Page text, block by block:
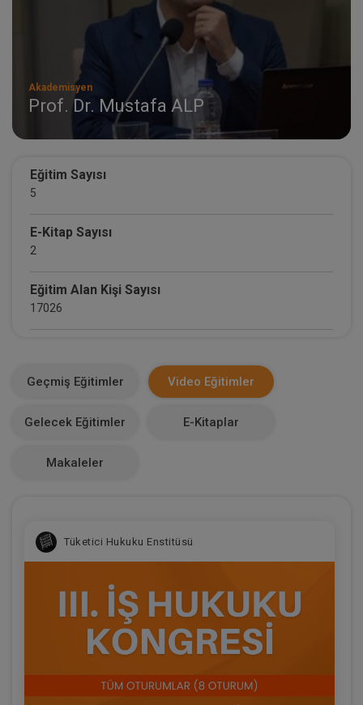
Akademisyen
Prof. Dr. Mustafa ALP
Eğitim Sayısı
5
E-Kitap Sayısı
2
Eğitim Alan Kişi Sayısı
17026
0
Geçmiş Eğitimler Video Eğitimler
Gelecek Eğitimler E-Kitaplar
Makaleler
Tüketici Hukuku Enstitüsü